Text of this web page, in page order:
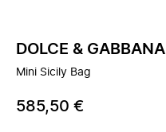
DOLCE & GABBANA
Mini Sicily Bag
585,50 €